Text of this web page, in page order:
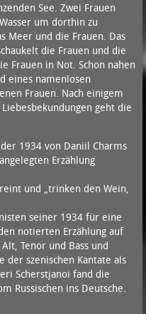
See. Zwei Frauen
um dorthin zu
Meer und die Frauen. Das
die Frauen und die
Frauen in Not. Schon nahen
eines namenlosen
Frauen. Nach einigem
geht die
1934 von Daniil Charms
Erzählung
und „trinken den Wein,
seiner 1934 für eine
notierten Erzählung auf
Tenor und Bass und
der szenischen Kantate als
Scherstjanoi fand die
Russischen ins Deutsche.